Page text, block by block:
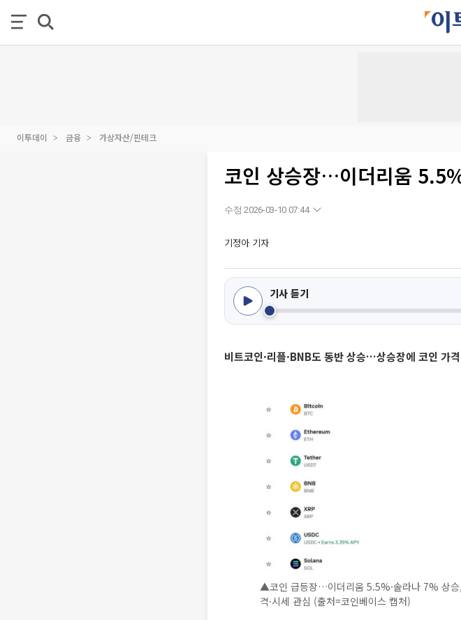
이투데이 금융 가상자산/핀테크
코인 상승장…이더리움
수정 2026-03-10 07:44
기정아 기자
기사 듣기
비트코인·리플·BNB도 동반 상승…상승장에 코인 가격
▲코인 급등장…이더리움 5.5%·솔라나 7% 상
격·시세 관심 (출처=코인베이스 캡처)